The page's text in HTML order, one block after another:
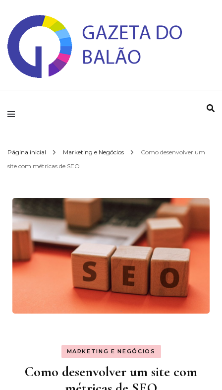
Gazeta do Balao
Página inicial Marketing e Negócios
Como desenvolver um
site com métricas de SEO
MARKETING E NEGÓCIOS
Como desenvolver um site com